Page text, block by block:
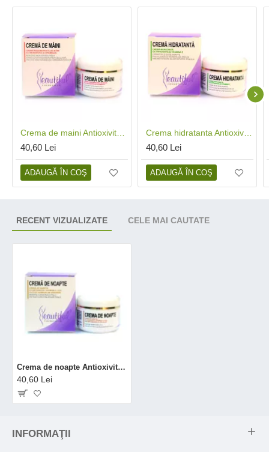
40,60 Lei
ADAUGĂ ÎN COŞ
40,60 Lei
ADAUGĂ ÎN COŞ
RECENT VIZUALIZATE CELE MAI CAUTATE
Crema de noapte Antioxivita (50 ml), Phenalex
40,60 Lei
INFORMAŢII